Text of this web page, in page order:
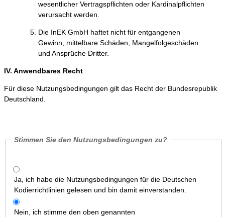
wesentlicher Vertragspflichten oder Kardinalpflichten
verursacht werden.
Die InEK GmbH haftet nicht für entgangenen
Gewinn, mittelbare Schäden, Mangelfolgeschäden
und Ansprüche Dritter.
IV. Anwendbares Recht
Für diese Nutzungsbedingungen gilt das Recht der Bundesrepublik
Deutschland.
Stimmen Sie den Nutzungsbedingungen zu?
Ja, ich habe die Nutzungsbedingungen für die Deutschen
Kodierrichtlinien gelesen und bin damit einverstanden.
Nein, ich stimme den oben genannten